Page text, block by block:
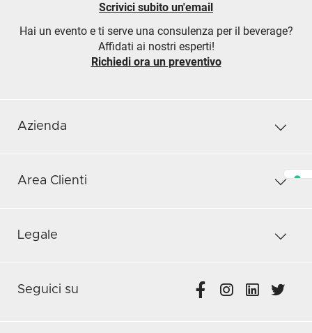
Scrivici subito un'email
Hai un evento e ti serve una consulenza per il beverage?
Affidati ai nostri esperti!
Richiedi ora un preventivo
Azienda
Area Clienti
Legale
Seguici su